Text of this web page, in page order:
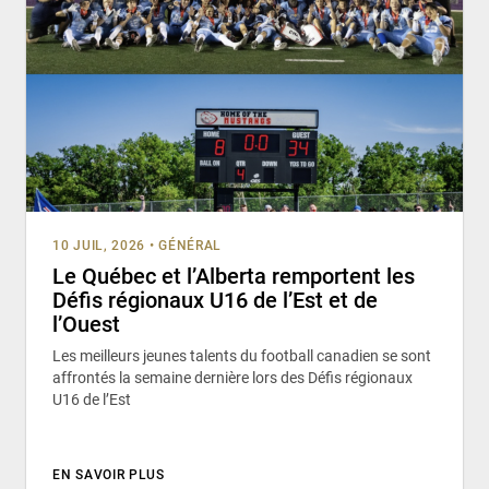
10 JUIL, 2026 • GÉNÉRAL
Le Québec et l’Alberta remportent les
Défis régionaux U16 de l’Est et de
l’Ouest
Les meilleurs jeunes talents du football canadien se sont
affrontés la semaine dernière lors des Défis régionaux
U16 de l’Est
EN SAVOIR PLUS